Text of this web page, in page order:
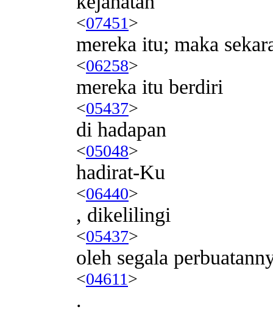
<07451>
mereka itu; maka
<06258>
mereka itu berdiri
<05437>
di hadapan
<05048>
hadirat-Ku
<06440>
, dikelilingi
<05437>
oleh segala
<04611>
.